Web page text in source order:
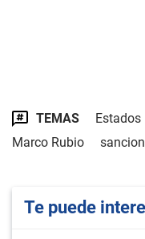
TEMAS Estados
Marco Rubio
Te puede